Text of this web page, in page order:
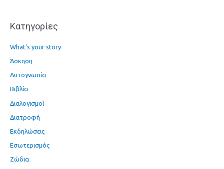
:Kατηγορίες
What's your story
Άσκηση
Αυτογνωσία
Βιβλία
Διαλογισμοί
Διατροφή
Εκδηλώσεις
Εσωτερισμός
Ζώδια